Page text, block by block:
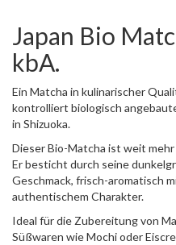
Japan Bio
kbA.
Ein Matcha in kulinarischer
kontrolliert biologisch
in Shizuoka.
Dieser Bio-Matcha ist weit
Er besticht durch seine
Geschmack, frisch-aromatisch
authentischem Charakter.
Ideal für die Zubereitung von
Süßwaren wie Mochi oder